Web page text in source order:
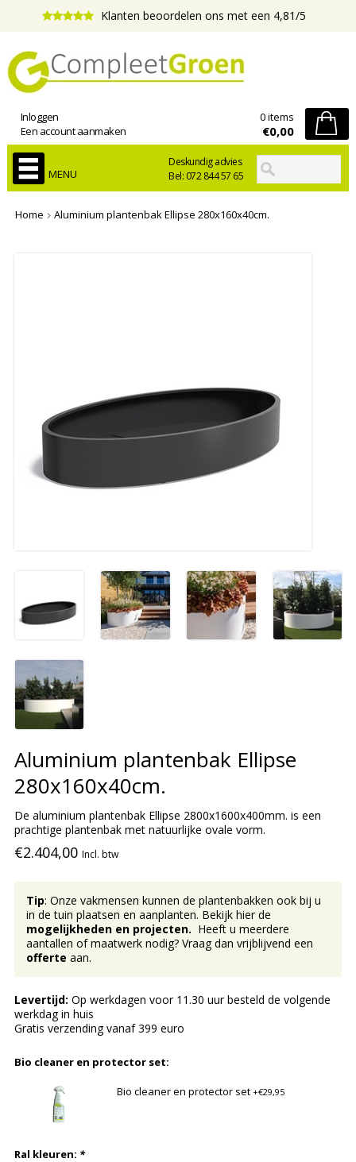
Klanten beoordelen ons met een 4,81/5
Deskundig advies
Bel: 072 844 57 65
Inloggen
Een account aanmaken
0 items
€0,00
MENU
Home Aluminium plantenbak Ellipse 280x160x40cm.
Aluminium plantenbak Ellipse
280x160x40cm.
De aluminium plantenbak Ellipse 2800x1600x400mm. is een
prachtige plantenbak met natuurlijke ovale vorm.
€2.404,00 Incl. btw
Tip: Onze vakmensen kunnen de plantenbakken ook bij u
in de tuin plaatsen en aanplanten. Bekijk hier de
mogelijkheden en projecten. Heeft u meerdere
aantallen of maatwerk nodig? Vraag dan vrijblijvend een
offerte aan.
Levertijd: Op werkdagen voor 11.30 uur besteld de volgende
werkdag in huis
Gratis verzending vanaf 399 euro
Bio cleaner en protector set:
Bio cleaner en protector set +€29,95
Ral kleuren: *